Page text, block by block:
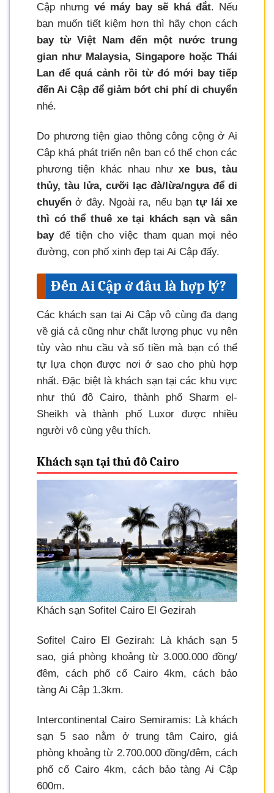
Cập nhưng vé máy bay sẽ khá đắt. Nếu
bạn muốn tiết kiệm hơn thì hãy chọn cách
bay từ Việt Nam đến một nước trung
gian như Malaysia, Singapore hoặc Thái
Lan để quá cảnh rồi từ đó mới bay tiếp
đến Ai Cập để giảm bớt chi phí di chuyển
nhé.
Do phương tiện giao thông công cộng ở Ai
Cập khá phát triển nên bạn có thể chọn các
phương tiện khác nhau nhưxe bus, tàu
thủy, tàu lửa, cưỡi lạc đà/lừa/ngựa để di
chuyển ở đây. Ngoài ra, nếu bạn tự lái xe
thì có thể thuê xe tại khách sạn và sân
bayđể tiện cho việc tham quan mọi nẻo
đường, con phố xinh đẹp tại Ai Cập đấy.
Đến Ai Cập ở đâu là hợp lý?
Các khách sạn tại Ai Cập vô cùng đa dạng
về giá cả cũng như chất lượng phục vụ nên
tùy vào nhu cầu và số tiền mà bạn có thể
tự lựa chọn được nơi ở sao cho phù hợp
nhất. Đặc biệt là khách sạn tại các khu vực
như thủ đô Cairo, thành phố Sharm el-
Sheikh và thành phố Luxor được nhiều
người vô cùng yêu thích.
Khách sạn tại thủ đô Cairo
Khách sạn Sofitel Cairo El Gezirah
Sofitel Cairo El Gezirah: Là khách sạn 5
sao, giá phòng khoảng từ 3.000.000 đồng/
đêm, cách phố cổ Cairo 4km, cách bảo
tàng Ai Cập 1.3km.
Intercontinental Cairo Semiramis: Là khách
sạn 5 sao nằm ở trung tâm Cairo, giá
phòng khoảng từ 2.700.000 đồng/đêm, cách
phố cổ Cairo 4km, cách bảo tàng Ai Cập
600m.